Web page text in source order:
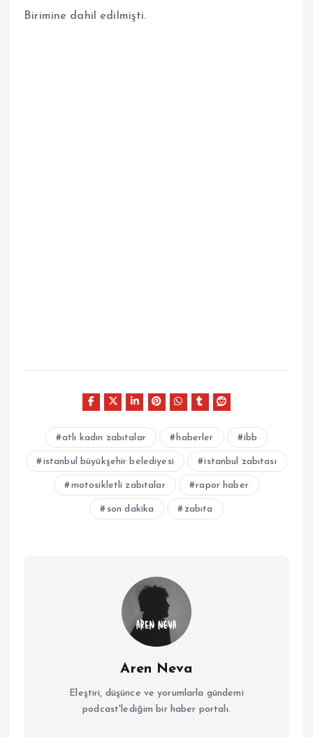
Birimine dahil edilmişti.
atlı kadın zabıtalar haberler ibb
istanbul büyükşehir belediyesi istanbul zabıtası
motosikletli zabıtalar rapor haber
son dakika zabıta
Aren Neva
Eleştiri, düşünce ve yorumlarla gündemi
podcast'lediğim bir haber portalı.